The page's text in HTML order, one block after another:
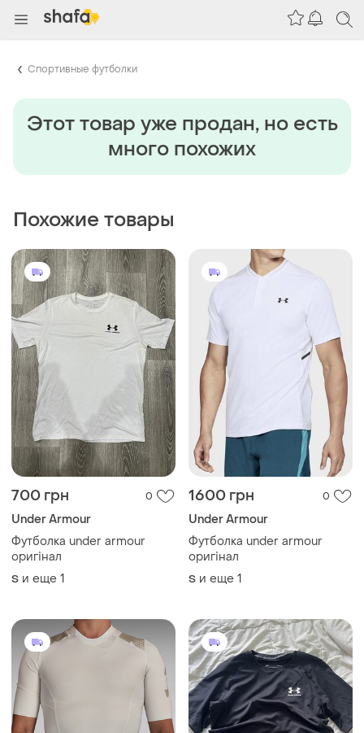
Спортивные футболки
Этот товар уже продан, но есть
много похожих
Похожие товары
700 грн 0
Under Armour
Футболка under armour
оригінал
S и еще 1
1600 грн 0
Under Armour
Футболка under armour
оригінал
S и еще 1